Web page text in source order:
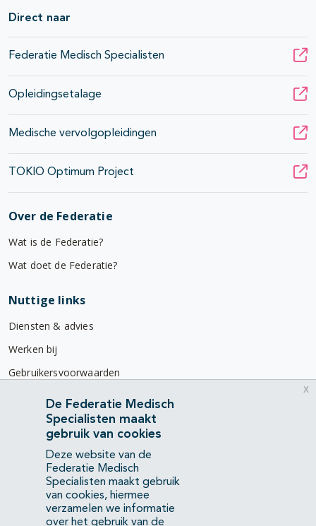
Direct naar
Federatie Medisch Specialisten
Opleidingsetalage
Medische vervolgopleidingen
TOKIO Optimum Project
Over de Federatie
Wat is de Federatie?
Wat doet de Federatie?
Nuttige links
Diensten & advies
Werken bij
Gebruikersvoorwaarden
Privacyverklaring
Contact
Mercatorlaan 1200
3528 BL Utrecht
(088) 505 34 34
info@richtlijnendatabase.nl
De Federatie Medisch
Specialisten maakt
gebruik van cookies
Deze website van de
Federatie Medisch
Specialisten maakt gebruik
van cookies, hiermee
verzamelen we informatie
over het gebruik van de
x